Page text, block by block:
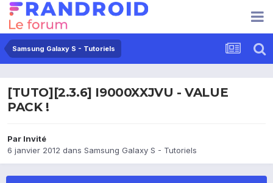
Samsung Galaxy S - Tutoriels
[TUTO][2.3.6] I9000XXJVU - VALUE
PACK !
Par Invité
6 janvier 2012 dans Samsung Galaxy S - Tutoriels